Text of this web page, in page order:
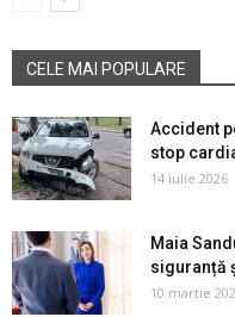
CELE MAI POPULARE
Accident
stop
14 iulie 2026
Maia
siguranță
10 martie